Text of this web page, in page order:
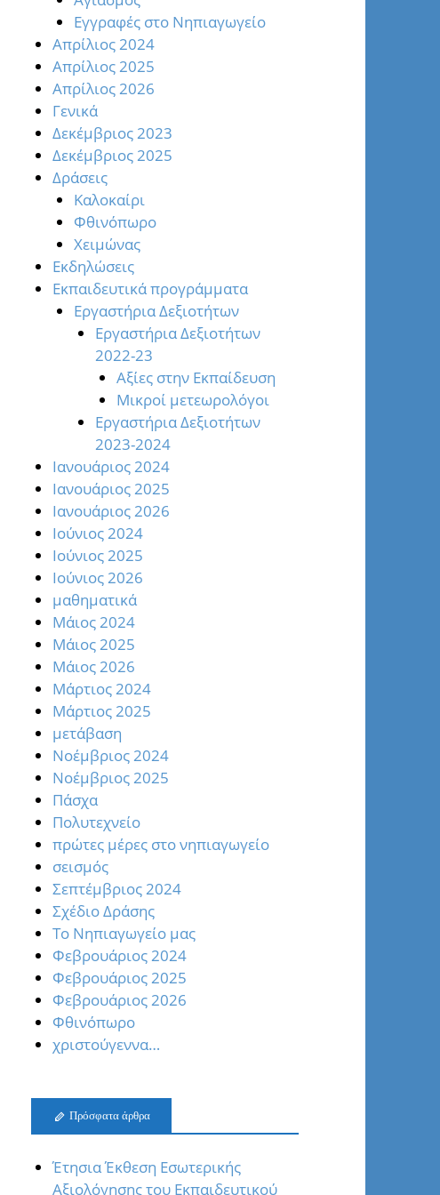
Εγγραφές στο Νηπιαγωγείο
Απρίλιος 2024
Απρίλιος 2025
Απρίλιος 2026
Γενικά
Δεκέμβριος 2023
Δεκέμβριος 2025
Δράσεις
Καλοκαίρι
Φθινόπωρο
Χειμώνας
Εκδηλώσεις
Εκπαιδευτικά προγράμματα
Εργαστήρια Δεξιοτήτων
Εργαστήρια Δεξιοτήτων
2022-23
Αξίες στην Εκπαίδευση
Μικροί μετεωρολόγοι
Εργαστήρια Δεξιοτήτων
2023-2024
Ιανουάριος 2024
Ιανουάριος 2025
Ιανουάριος 2026
Ιούνιος 2024
Ιούνιος 2025
Ιούνιος 2026
μαθηματικά
Μάιος 2024
Μάιος 2025
Μάιος 2026
Μάρτιος 2024
Μάρτιος 2025
μετάβαση
Νοέμβριος 2024
Νοέμβριος 2025
Πάσχα
Πολυτεχνείο
πρώτες μέρες στο νηπιαγωγείο
σεισμός
Σεπτέμβριος 2024
Σχέδιο Δράσης
Το Νηπιαγωγείο μας
Φεβρουάριος 2024
Φεβρουάριος 2025
Φεβρουάριος 2026
Φθινόπωρο
χριστούγεννα…
Πρόσφατα άρθρα
Έτησια Έκθεση Εσωτερικής
Αξιολόγησης του Εκπαιδευτικού